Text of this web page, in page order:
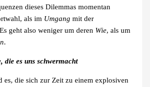
dieses Dilemmas momentan
als im Umgang mit der
geht also weniger um deren Wie, als um
.
die es uns schwermacht
es, die sich zur Zeit zu einem explosiven